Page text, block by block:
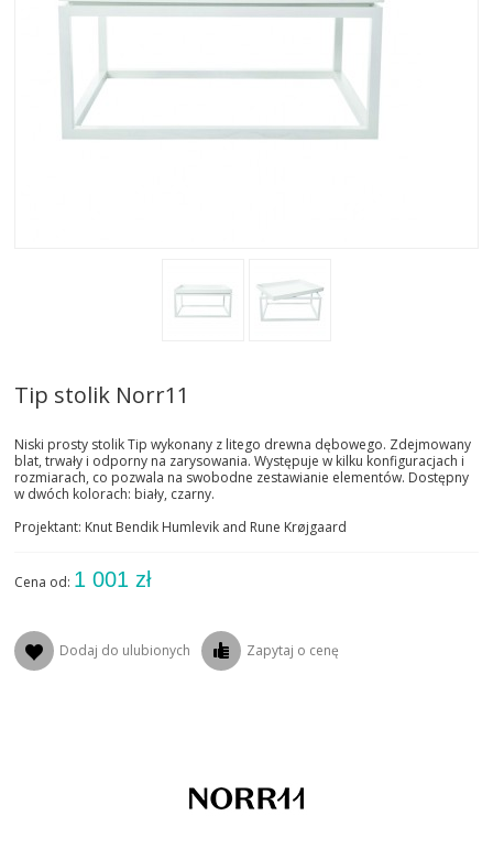
STREFA-PROJEKTANTA
REALIZACJE
Tip stolik Norr11
Niski prosty stolik Tip wykonany z litego drewna dębowego. Zdejmowany
blat, trwały i odporny na zarysowania. Występuje w kilku konfiguracjach i
rozmiarach, co pozwala na swobodne zestawianie elementów. Dostępny
w dwóch kolorach: biały, czarny.
Projektant: Knut Bendik Humlevik and Rune Krøjgaard
Cena od: 1 001 zł
Dodaj do ulubionych Zapytaj o cenę